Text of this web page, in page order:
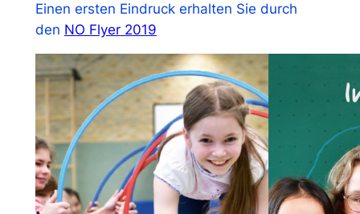
Einen ersten Eindruck erhalten Sie durch
den NO Flyer 2019